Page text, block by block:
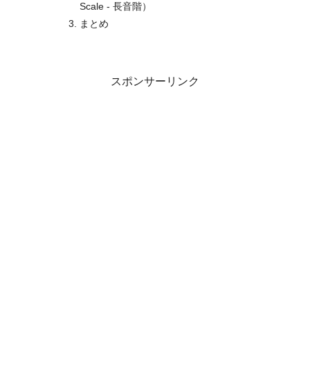
Scale - 長音階）
まとめ
スポンサーリンク